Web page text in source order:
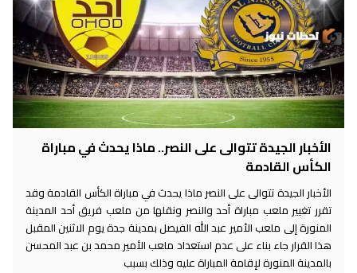
الأخبار الجيدة تتوالى على النصر.. ماذا يحدث في مباراة
الكأس القادمة
الأخبار الجيدة تتوالى على النصر ماذا يحدث في مباراة الكأس القادمة وقد
تقرر تغيير ملعب مباراة أحد والنصر ونقلها من ملعب فريق أحد المدينة
المنورة إلى ملعب الأمير عبد الله الفيصل بمدينة جدة يوم الاثنين المقبل
هذا القرار جاء بناء على عدم استعداد ملعب الأمير محمد بن عبد المحسن
بالمدينة المنورة لإقامة المباراة عليه وذلك بسبب